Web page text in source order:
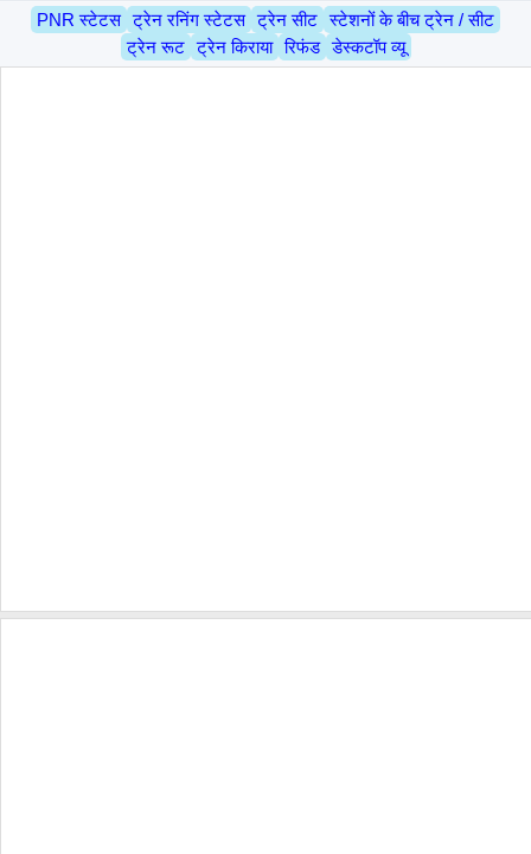
PNR स्टेटस ट्रेन रनिंग स्टेटस ट्रेन सीट स्टेशनों के बीच ट्रेन / सीट
ट्रेन रूट ट्रेन किराया रिफंड डेस्कटॉप व्यू